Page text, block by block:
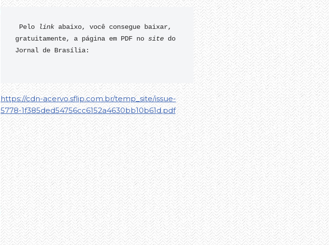
Pelo link abaixo, você consegue baixar,
gratuitamente, a página em PDF no site do
Jornal de Brasília:
https://cdn-acervo.sflip.com.br/temp_site/issue-
5778-1f385ded54756cc6152a4630bb10b61d.pdf